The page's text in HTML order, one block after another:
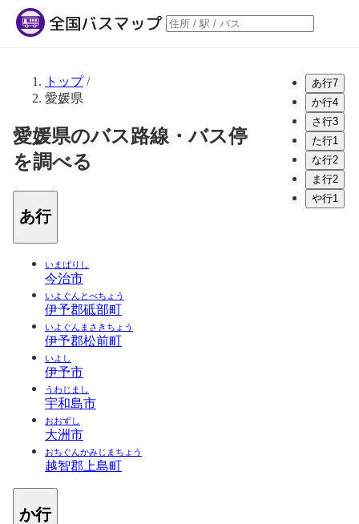
トップ/
愛媛県
愛媛県のバス路線・バス停
を調べる
あ行
いまばりし
今治市
いよぐんとべちょう
伊予郡砥部町
いよぐんまさきちょう
伊予郡松前町
いよし
伊予市
うわじまし
宇和島市
おおずし
大洲市
おちぐんかみじまちょう
越智郡上島町
か行
あ行7
か行4
さ行3
た行1
な行2
ま行2
や行1